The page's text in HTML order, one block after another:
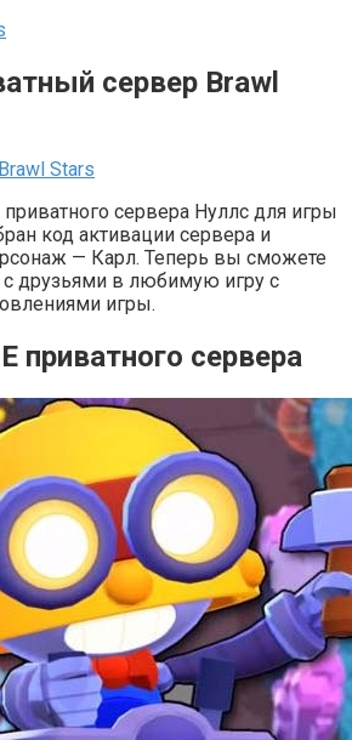
сервер Brawl
Brawl Stars
сервера Нуллс для игры
код активации сервера и
— Карл. Теперь вы сможете
с друзьями в любимую игру с
игры.
сервера